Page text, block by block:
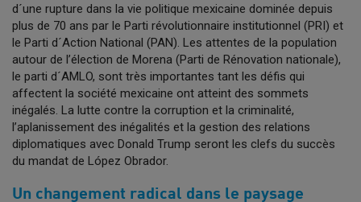
d´une rupture dans la vie politique mexicaine dominée depuis
plus de 70 ans par le Parti révolutionnaire institutionnel (PRI) et
le Parti d´Action National (PAN). Les attentes de la population
autour de l’élection de Morena (Parti de Rénovation nationale),
le parti d´AMLO, sont très importantes tant les défis qui
affectent la société mexicaine ont atteint des sommets
inégalés. La lutte contre la corruption et la criminalité,
l’aplanissement des inégalités et la gestion des relations
diplomatiques avec Donald Trump seront les clefs du succès
du mandat de López Obrador.
Un changement radical dans le paysage